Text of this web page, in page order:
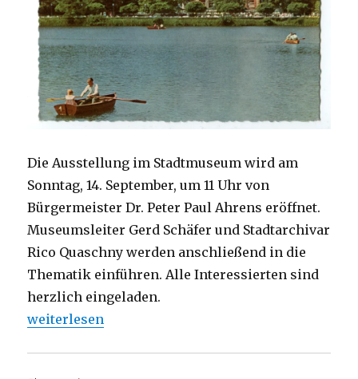
Die Ausstellung im Stadtmuseum wird am
Sonntag, 14. September, um 11 Uhr von
Bürgermeister Dr. Peter Paul Ahrens eröffnet.
Museumsleiter Gerd Schäfer und Stadtarchivar
Rico Quaschny werden anschließend in die
Thematik einführen. Alle Interessierten sind
herzlich eingeladen.
„Wann bin ich auf dem Seilersee gerudert?“
weiterlesen